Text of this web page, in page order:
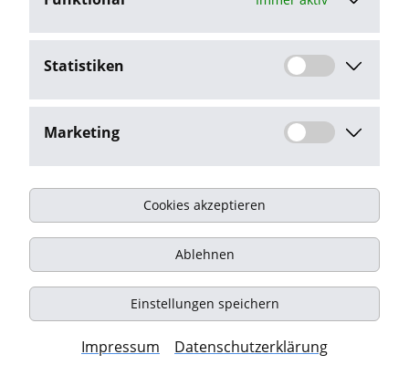
Statistiken
Marketing
Cookies akzeptieren
Ablehnen
Einstellungen speichern
Impressum Datenschutzerklärung
Impressum
Datenschutz
Kontakt